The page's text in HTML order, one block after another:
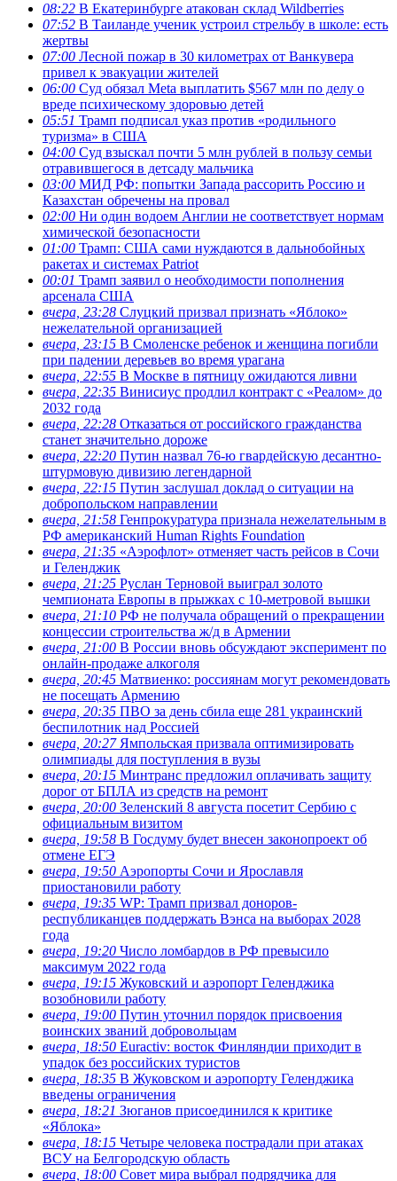
08:22 В Екатеринбурге атакован склад Wildberries
07:52 В Таиланде ученик устроил стрельбу в школе: есть
жертвы
07:00 Лесной пожар в 30 километрах от Ванкувера
привел к эвакуации жителей
06:00 Суд обязал Meta выплатить $567 млн по делу о
вреде психическому здоровью детей
05:51 Трамп подписал указ против «родильного
туризма» в США
04:00 Суд взыскал почти 5 млн рублей в пользу семьи
отравившегося в детсаду мальчика
03:00 МИД РФ: попытки Запада рассорить Россию и
Казахстан обречены на провал
02:00 Ни один водоем Англии не соответствует нормам
химической безопасности
01:00 Трамп: США сами нуждаются в дальнобойных
ракетах и системах Patriot
00:01 Трамп заявил о необходимости пополнения
арсенала США
вчера, 23:28 Слуцкий призвал признать «Яблоко»
нежелательной организацией
вчера, 23:15 В Смоленске ребенок и женщина погибли
при падении деревьев во время урагана
вчера, 22:55 В Москве в пятницу ожидаются ливни
вчера, 22:35 Винисиус продлил контракт с «Реалом» до
2032 года
вчера, 22:28 Отказаться от российского гражданства
станет значительно дороже
вчера, 22:20 Путин назвал 76-ю гвардейскую десантно-
штурмовую дивизию легендарной
вчера, 22:15 Путин заслушал доклад о ситуации на
добропольском направлении
вчера, 21:58 Генпрокуратура признала нежелательным в
РФ американский Human Rights Foundation
вчера, 21:35 «Аэрофлот» отменяет часть рейсов в Сочи
и Геленджик
вчера, 21:25 Руслан Терновой выиграл золото
чемпионата Европы в прыжках с 10-метровой вышки
вчера, 21:10 РФ не получала обращений о прекращении
концессии строительства ж/д в Армении
вчера, 21:00 В России вновь обсуждают эксперимент по
онлайн-продаже алкоголя
вчера, 20:45 Матвиенко: россиянам могут рекомендовать
не посещать Армению
вчера, 20:35 ПВО за день сбила еще 281 украинский
беспилотник над Россией
вчера, 20:27Ямпольская призвала оптимизировать
олимпиады для поступления в вузы
вчера, 20:15 Минтранс предложил оплачивать защиту
дорог от БПЛА из средств на ремонт
вчера, 20:00 Зеленский 8 августа посетит Сербию с
официальным визитом
вчера, 19:58 В Госдуму будет внесен законопроект об
отмене ЕГЭ
вчера, 19:50 Аэропорты Сочи и Ярославля
приостановили работу
вчера, 19:35 WP: Трамп призвал доноров-
республиканцев поддержать Вэнса на выборах 2028
года
вчера, 19:20 Число ломбардов в РФ превысило
максимум 2022 года
вчера, 19:15 Жуковский и аэропорт Геленджика
возобновили работу
вчера, 19:00 Путин уточнил порядок присвоения
воинских званий добровольцам
вчера, 18:50 Euractiv: восток Финляндии приходит в
упадок без российских туристов
вчера, 18:35 В Жуковском и аэропорту Геленджика
введены ограничения
вчера, 18:21 Зюганов присоединился к критике
«Яблока»
вчера, 18:15 Четыре человека пострадали при атаках
ВСУ на Белгородскую область
вчера, 18:00 Совет мира выбрал подрядчика для